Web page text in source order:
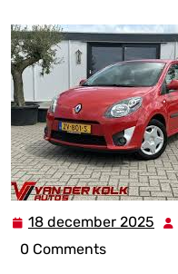
18 december 2025 18
0 Comments